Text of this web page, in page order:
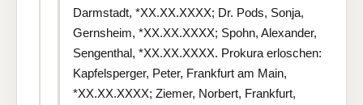
Darmstadt, *XX.XX.XXXX; Dr. Pods, Sonja,
Gernsheim, *XX.XX.XXXX; Spohn, Alexander,
Sengenthal, *XX.XX.XXXX. Prokura erloschen:
Kapfelsperger, Peter, Frankfurt am Main,
*XX.XX.XXXX; Ziemer, Norbert, Frankfurt,